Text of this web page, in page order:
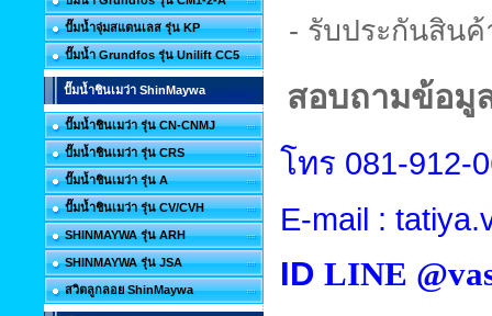
ปั๊มน้ำจุ่มสแตนเลส รุ่น KP
ปั๊มน้ำ Grundfos รุ่น Unilift CC5
ปั๊มน้ำชินเมว่า ShinMaywa
ปั๊มน้ำชินเมว่า รุ่น CN-CNMJ
ปั๊มน้ำชินเมว่า รุ่น CRS
ปั๊มน้ำชินเมว่า รุ่น A
ปั๊มน้ำชินเมว่า รุ่น CV/CVH
SHINMAYWA รุ่น ARH
SHINMAYWA รุ่น JSA
สวิตลูกลอย ShinMaywa
- รับประกันสิน
สอบถามข้อมู
โทร 081-912-
E-mail :
ID LINE